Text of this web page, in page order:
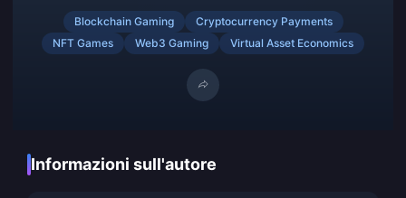
Blockchain Gaming
Cryptocurrency Payments
NFT Games
Web3 Gaming Virtual Asset Economics
Informazioni sull'autore